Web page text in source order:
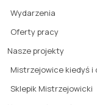
Wydarzenia
Oferty pracy
Nasze projekty
Mistrzejowice kiedyś i
Sklepik Mistrzejowicki